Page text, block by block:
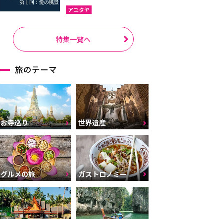
アユタヤ
特集一覧へ
旅のテーマ
お寺巡り 世界遺産
グルメの旅 ガストロノミー